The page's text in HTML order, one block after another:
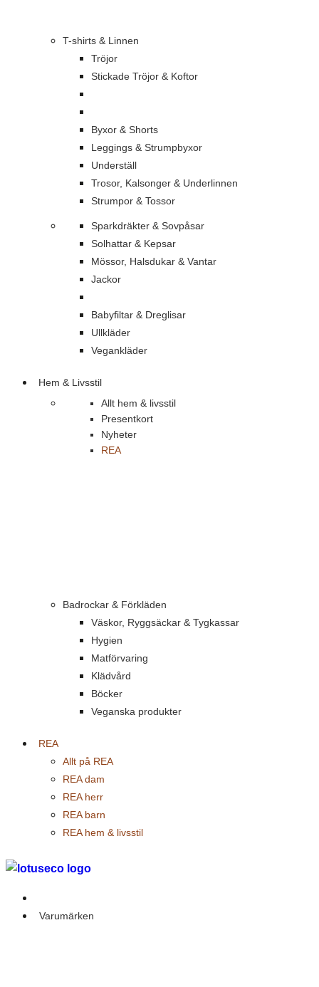
T-shirts & Linnen
Tröjor
Stickade Tröjor & Koftor
Byxor & Shorts
Leggings & Strumpbyxor
Underställ
Trosor, Kalsonger & Underlinnen
Strumpor & Tossor
Sparkdräkter & Sovpåsar
Solhattar & Kepsar
Mössor, Halsdukar & Vantar
Jackor
Babyfiltar & Dreglisar
Ullkläder
Vegankläder
Hem & Livsstil
Allt hem & livsstil
Presentkort
Nyheter
REA
Badrockar & Förkläden
Väskor, Ryggsäckar & Tygkassar
Hygien
Matförvaring
Klädvård
Böcker
Veganska produkter
REA
Allt på REA
REA dam
REA herr
REA barn
REA hem & livsstil
Varumärken